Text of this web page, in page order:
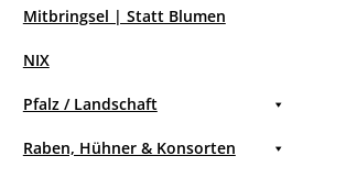
Mitbringsel | Statt Blumen
NIX
Pfalz / Landschaft
Raben, Hühner & Konsorten